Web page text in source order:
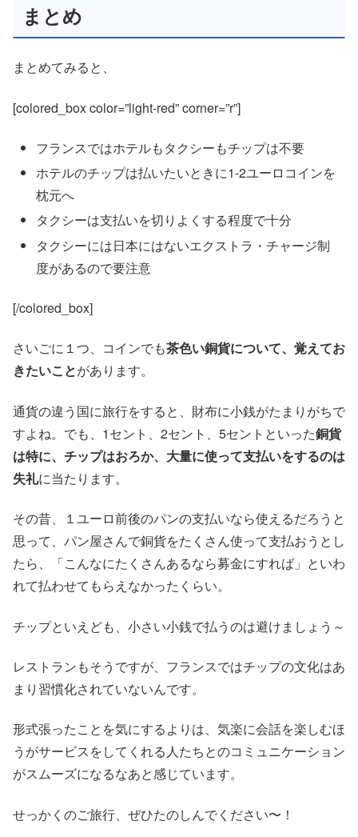
まとめ
まとめてみると、
[colored_box color=”light-red” corner=”r”]
フランスではホテルもタクシーもチップは不要
ホテルのチップは払いたいときに1-2ユーロコインを
枕元へ
タクシーは支払いを切りよくする程度で十分
タクシーには日本にはないエクストラ・チャージ制
度があるので要注意
[/colored_box]
さいごに１つ、コインでも茶色い銅貨について、覚えてお
きたいことがあります。
通貨の違う国に旅行をすると、財布に小銭がたまりがちで
すよね。でも、1セント、2セント、5セントといった銅貨
は特に、チップはおろか、大量に使って支払いをするのは
失礼に当たります。
その昔、１ユーロ前後のパンの支払いなら使えるだろうと
思って、パン屋さんで銅貨をたくさん使って支払おうとし
たら、「こんなにたくさんあるなら募金にすれば」といわ
れて払わせてもらえなかったくらい。
チップといえども、小さい小銭で払うのは避けましょう～
レストランもそうですが、フランスではチップの文化はあ
まり習慣化されていないんです。
形式張ったことを気にするよりは、気楽に会話を楽しむほ
うがサービスをしてくれる人たちとのコミュニケーション
がスムーズになるなあと感じています。
せっかくのご旅行、ぜひたのしんでください〜！